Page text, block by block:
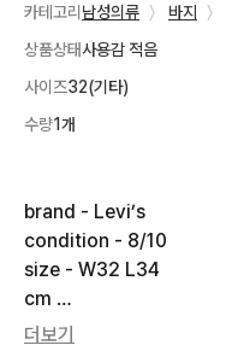
카테고리 남성의류 〉 바지 〉
상품상태사용감 적음
사이즈32(기타)
수량1개
brand - Levi’s
condition - 8/10
size - W32 L34
cm
총장 103
더보기